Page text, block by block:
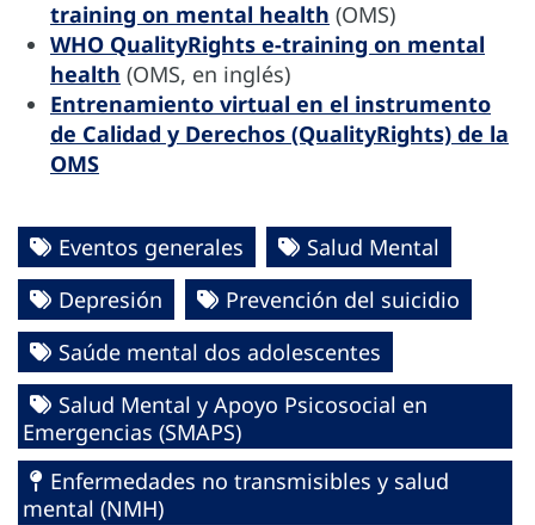
training on mental health (OMS)
WHO QualityRights e-training on mental
health (OMS, en inglés)
Entrenamiento virtual en el instrumento
de Calidad y Derechos (QualityRights) de la
OMS
Eventos generales
Salud Mental
Depresión
Prevención del suicidio
Saúde mental dos adolescentes
Salud Mental y Apoyo Psicosocial en
Emergencias (SMAPS)
Enfermedades no transmisibles y salud
mental (NMH)